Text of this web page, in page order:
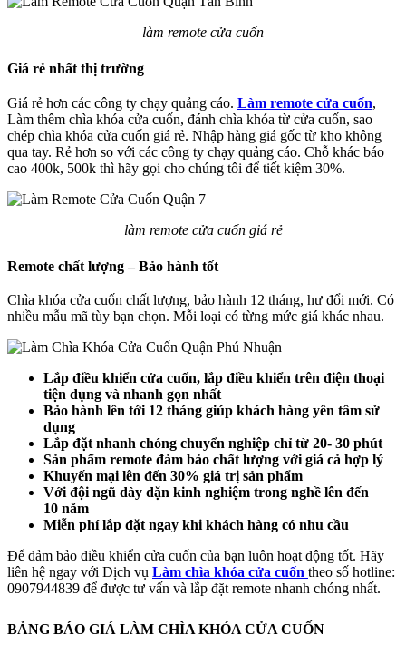
làm remote cửa cuốn
Giá rẻ nhất thị trường
Giá rẻ hơn các công ty chạy quảng cáo. Làm remote cửa cuốn,
Làm thêm chìa khóa cửa cuốn, đánh chìa khóa từ cửa cuốn, sao
chép chìa khóa cửa cuốn giá rẻ. Nhập hàng giá gốc từ kho không
qua tay. Rẻ hơn so với các công ty chạy quảng cáo. Chỗ khác báo
cao 400k, 500k thì hãy gọi cho chúng tôi để tiết kiệm 30%.
làm remote cửa cuốn giá rẻ
Remote chất lượng – Bảo hành tốt
Chìa khóa cửa cuốn chất lượng, bảo hành 12 tháng, hư đổi mới. Có
nhiều mẫu mã tùy bạn chọn. Mỗi loại có từng mức giá khác nhau.
Lắp điều khiển cửa cuốn, lắp điều khiển trên điện thoại
tiện dụng và nhanh gọn nhất
Bảo hành lên tới 12 tháng giúp khách hàng yên tâm sử
dụng
Lắp đặt nhanh chóng chuyển nghiệp chỉ từ 20- 30 phút
Sản phẩm remote đảm bảo chất lượng với giá cả hợp lý
Khuyến mại lên đến 30% giá trị sản phẩm
Với đội ngũ dày dặn kinh nghiệm trong nghề lên đến
10 năm
Miễn phí lắp đặt ngay khi khách hàng có nhu cầu
Để đảm bảo điều khiển cửa cuốn của bạn luôn hoạt động tốt. Hãy
liên hệ ngay với Dịch vụ Làm chìa khóa cửa cuốn theo số hotline:
0907944839 để được tư vấn và lắp đặt remote nhanh chóng nhất.
BẢNG BÁO GIÁ LÀM CHÌA KHÓA CỬA CUỐN